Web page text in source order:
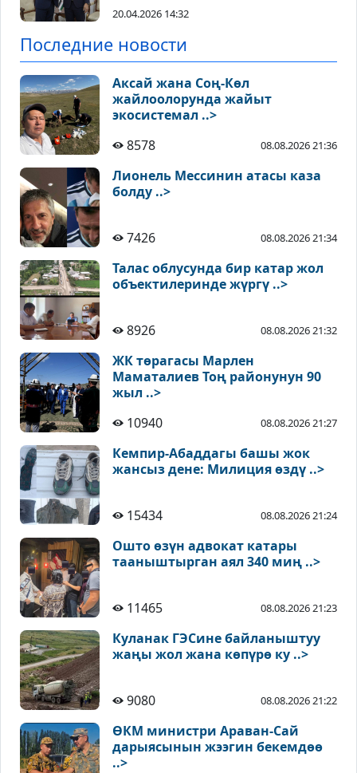
20.04.2026 14:32
Последние новости
Аксай жана Соң-Көл
жайлоолорунда жайыт
экосистемал ..>
8578
08.08.2026 21:36
Лионель Мессинин атасы каза
болду ..>
7426 08.08.2026 21:34
Талас облусунда бир катар жол
объектилеринде жүргү ..>
8926 08.08.2026 21:32
ЖК төрагасы Марлен
Маматалиев Тоң районунун 90
жыл ..>
10940
08.08.2026 21:27
Кемпир-Абаддагы башы жок
жансыз дене: Милиция өздү ..>
15434 08.08.2026 21:24
Ошто өзүн адвокат катары
тааныштырган аял 340 миң ..>
11465 08.08.2026 21:23
Куланак ГЭСине байланыштуу
жаңы жол жана көпүрө ку ..>
9080 08.08.2026 21:22
ӨКМ министри Араван-Сай
дарыясынын жээгин бекемдөө
..>